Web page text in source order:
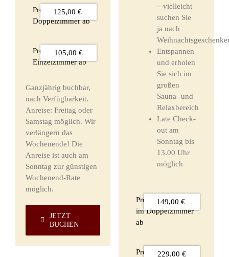
Preis im
Doppelzimmer ab
125,00 €
Preis im
Einzelzimmer ab
105,00 €
Ganzjährig buchbar,
nach Verfügbarkeit.
Anreise: Freitag oder
Samstag möglich. Wir
verlängern das
Wochenende! Die
Anreise ist auch am
Sonntag zur günstigen
Wochenend-Rate
möglich.
JETZT
BUCHEN
– vielleicht
suchen Sie
ja nach
Entspannen
und erholen
Sie sich im
großen
Sauna- und
Relaxbereich
Late Check-
out am
Sonntag bis
13.00 Uhr
möglich
Preis pro Person
im Doppelzimmer
ab
149,00 €
Preis im229,00 €